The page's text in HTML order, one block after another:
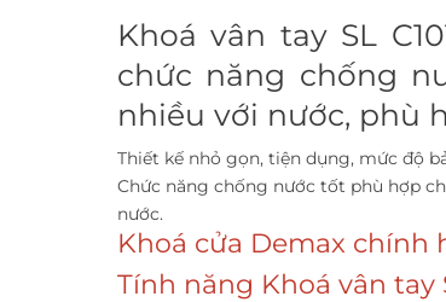
Khoá vân tay SL
chức năng chống
nhiều với nước, phù
Thiết kế nhỏ gọn, tiện dụng, mức độ
Chức năng chống nước tốt phù hợp
nước.
Khoá cửa Demax chính
Tính năng Khoá vân tay